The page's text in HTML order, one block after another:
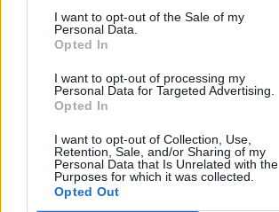
I want to opt-out of the Sale of my
Personal Data.
Opted In
I want to opt-out of processing my
Personal Data for Targeted Advertising.
Opted In
I want to opt-out of Collection, Use,
Retention, Sale, and/or Sharing of my
Personal Data that Is Unrelated with the
Purposes for which it was collected.
Opted Out
Amoxicillin (182)
Antibiotika - Penizilline (breit)
Pilze - Mund
Ciprofloxacin (168)
Tramadol (158)
Schmerz - Morphin-ähnliche
Seroquel (157)